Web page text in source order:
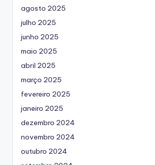
agosto 2025
julho 2025
junho 2025
maio 2025
abril 2025
março 2025
fevereiro 2025
janeiro 2025
dezembro 2024
novembro 2024
outubro 2024